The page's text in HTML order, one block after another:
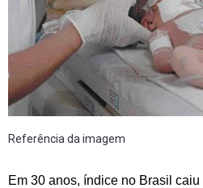
Referência da imagem
Em 30 anos, índice no Brasil